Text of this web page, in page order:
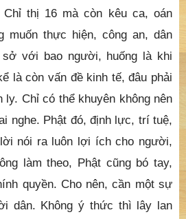
Chỉ thị 16 mà còn kêu ca, oán
muốn thực hiện, công an, dân
sở với bao người, huống là khi
là còn vấn đề kinh tế, đâu phải
ly. Chỉ có thể khuyên không nên
nghe. Phật đó, định lực, trí tuệ,
nói ra luôn lợi ích cho người,
làm theo, Phật cũng bó tay,
quyền. Cho nên, cần một sự
dân. Không ý thức thì lây lan